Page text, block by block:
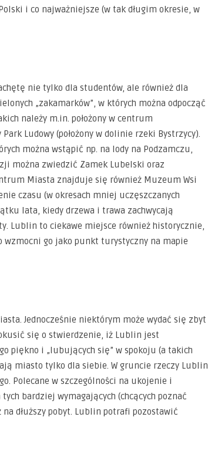
i co najważniejsze (w tak długim okresie, w
nie tylko dla studentów, ale również dla
„zakamarków”, w których można odpocząć
należy m.in. położony w centrum
Ludowy (położony w dolinie rzeki Bystrzycy).
można wstąpić np. na lody na Podzamczu,
można zwiedzić Zamek Lubelski oraz
Miasta znajduje się również Muzeum Wsi
czasu (w okresach mniej uczęszczanych
lata, kiedy drzewa i trawa zachwycają
Lublin to ciekawe miejsce również historycznie,
wzmocni go jako punkt turystyczny na mapie
Jednocześnie niektórym może wydać się zbyt
się o stwierdzenie, iż Lublin jest
piękno i „lubujących się” w spokoju (a takich
miasto tylko dla siebie. W gruncie rzeczy Lublin
Polecane w szczególności na ukojenie i
bardziej wymagających (chcących poznać
dłuższy pobyt. Lublin potrafi pozostawić